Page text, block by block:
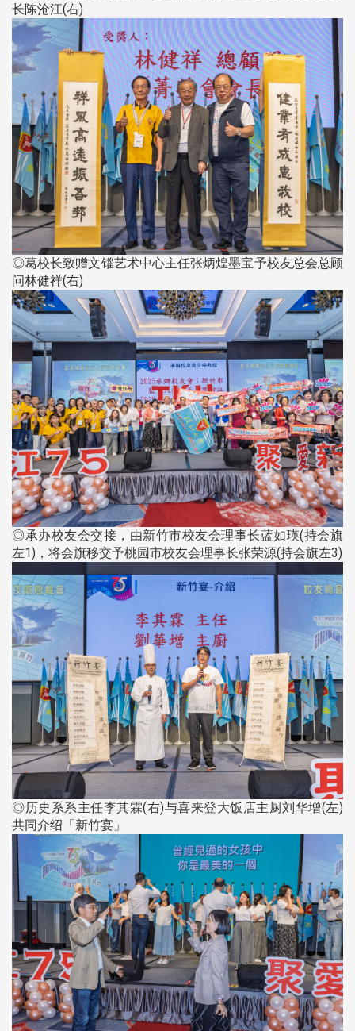
长陈沧江(右)
◎葛校长致赠文锱艺术中心主任张炳煌墨宝予校友总会总顾
问林健祥(右)
◎承办校友会交接，由新竹市校友会理事长蓝如瑛(持会旗
左1)，将会旗移交予桃园市校友会理事长张荣源(持会旗左3)
◎历史系系主任李其霖(右)与喜来登大饭店主厨刘华增(左)
共同介绍「新竹宴」